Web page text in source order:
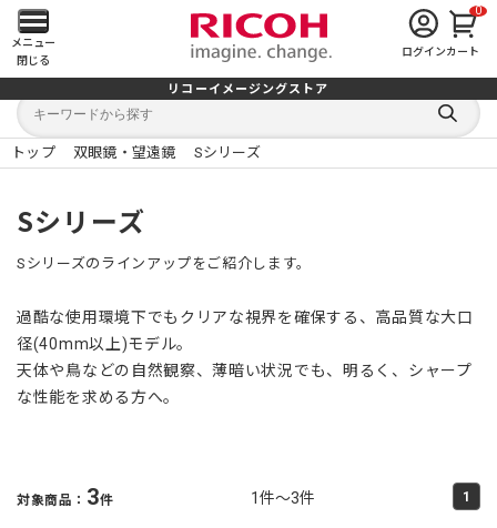
メ
イ
ン
メ
ニ
ュ
ー
を
開
メニュー
閉じる
ログイン
0
カート
リコーイメージングストア
キ
ワ
ー
キ
検
索
る
トップ 双眼鏡・望遠鏡 Sシリーズ
Sシリーズ
Sシリーズのラインアップをご紹介します。
過酷な使用環境下でもクリアな視界を確保する、高品質な大口
径(40mm以上)モデル。
天体や鳥などの自然観察、薄暗い状況でも、明るく、シャープ
な性能を求める方へ。
対象商品： 3件 1件～3件 1